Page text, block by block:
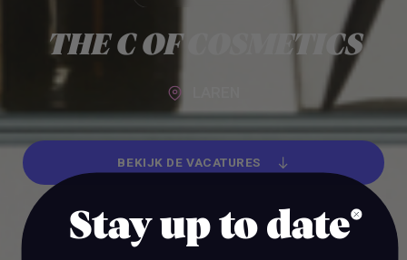
THE C OF COSMETICS
BEKIJK DE VACATURES
Stay up to date